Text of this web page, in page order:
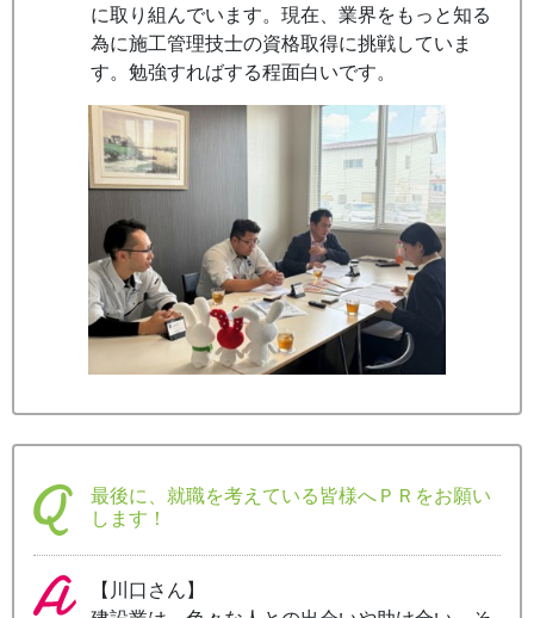
に取り組んでいます。現在、業界をもっと知る
為に施工管理技士の資格取得に挑戦していま
す。勉強すればする程面白いです。
最後に、就職を考えている皆様へＰＲをお願い
します！
【川口さん】